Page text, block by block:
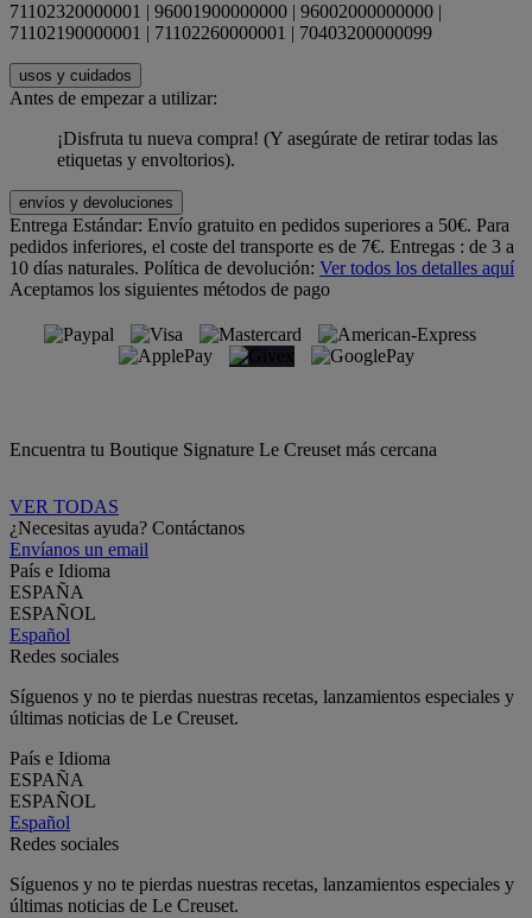
71102320000001 | 96001900000000 | 96002000000000 |
71102190000001 | 71102260000001 | 70403200000099
usos y cuidados
Antes de empezar a utilizar:
¡Disfruta tu nueva compra! (Y asegúrate de retirar todas las
etiquetas y envoltorios).
envíos y devoluciones
Entrega Estándar: Envío gratuito en pedidos superiores a 50€. Para
pedidos inferiores, el coste del transporte es de 7€. Entregas : de 3 a
10 días naturales. Política de devolución: Ver todos los detalles aquí
Aceptamos los siguientes métodos de pago
Encuentra tu Boutique Signature Le Creuset más cercana
VER TODAS
¿Necesitas ayuda? Contáctanos
Envíanos un email
País e Idioma
ESPAÑA
ESPAÑOL
Español
Redes sociales
Síguenos y no te pierdas nuestras recetas, lanzamientos especiales y
últimas noticias de Le Creuset.
País e Idioma
ESPAÑA
ESPAÑOL
Español
Redes sociales
Síguenos y no te pierdas nuestras recetas, lanzamientos especiales y
últimas noticias de Le Creuset.